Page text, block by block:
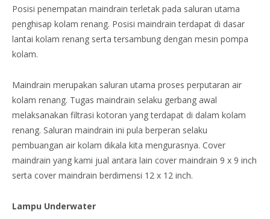
Posisi penempatan maindrain terletak pada saluran utama
penghisap kolam renang. Posisi maindrain terdapat di dasar
lantai kolam renang serta tersambung dengan mesin pompa
kolam.
Maindrain merupakan saluran utama proses perputaran air
kolam renang. Tugas maindrain selaku gerbang awal
melaksanakan filtrasi kotoran yang terdapat di dalam kolam
renang. Saluran maindrain ini pula berperan selaku
pembuangan air kolam dikala kita mengurasnya. Cover
maindrain yang kami jual antara lain cover maindrain 9 x 9 inch
serta cover maindrain berdimensi 12 x 12 inch.
Lampu Underwater